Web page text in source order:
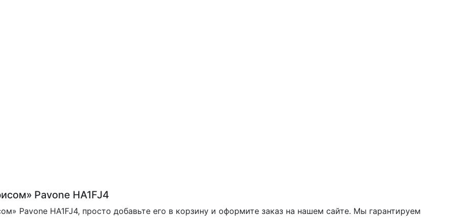
Pavone HA1FJ4
Pavone HA1FJ4, просто добавьте его в корзину и оформите заказ на нашем сайте. Мы гарантируем